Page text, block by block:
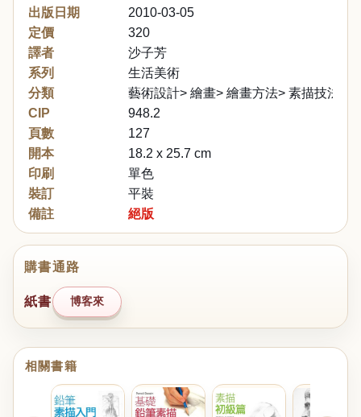
出版日期
2010-03-05
定價
320
譯者
沙子芳
系列
生活美術
分類
藝術設計> 繪畫> 繪畫方法> 素描技法
CIP
948.2
頁數
127
開本
18.2 x 25.7 cm
印刷
單色
裝訂
平裝
備註
絕版
購書通路
紙書 博客來
相關書籍